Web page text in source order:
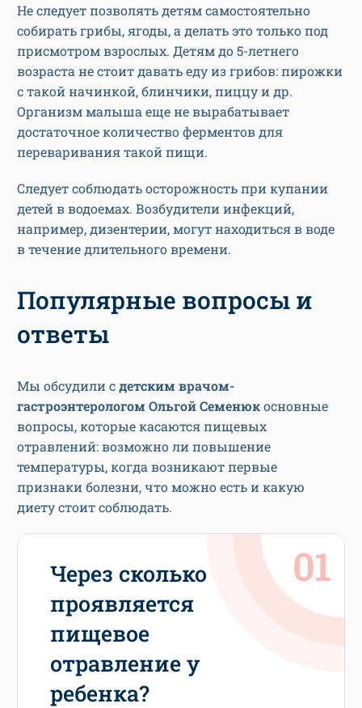
Не следует позволять детям самостоятельно
собирать грибы, ягоды, а делать это только под
присмотром взрослых. Детям до 5-летнего
возраста не стоит давать еду из грибов: пирожки
с такой начинкой, блинчики, пиццу и др.
Организм малыша еще не вырабатывает
достаточное количество ферментов для
переваривания такой пищи.
Следует соблюдать осторожность при купании
детей в водоемах. Возбудители инфекций,
например, дизентерии, могут находиться в воде
в течение длительного времени.
Популярные вопросы и
ответы
Мы обсудили сдетским врачом-
гастроэнтерологом Ольгой Семенюкосновные
вопросы, которые касаются пищевых
отравлений: возможно ли повышение
температуры, когда возникают первые
признаки болезни, что можно есть и какую
диету стоит соблюдать.
Через сколько
проявляется
пищевое
отравление у
ребенка?